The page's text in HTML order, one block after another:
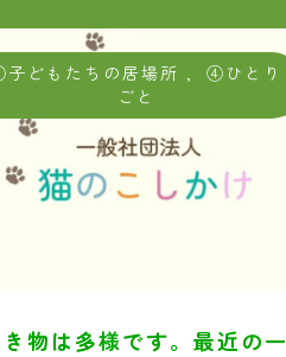
どもたちの居場所,
④ひとり
ごと
物は多様です。最近の一